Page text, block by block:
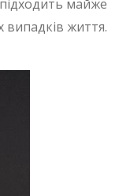
майже
випадків життя.